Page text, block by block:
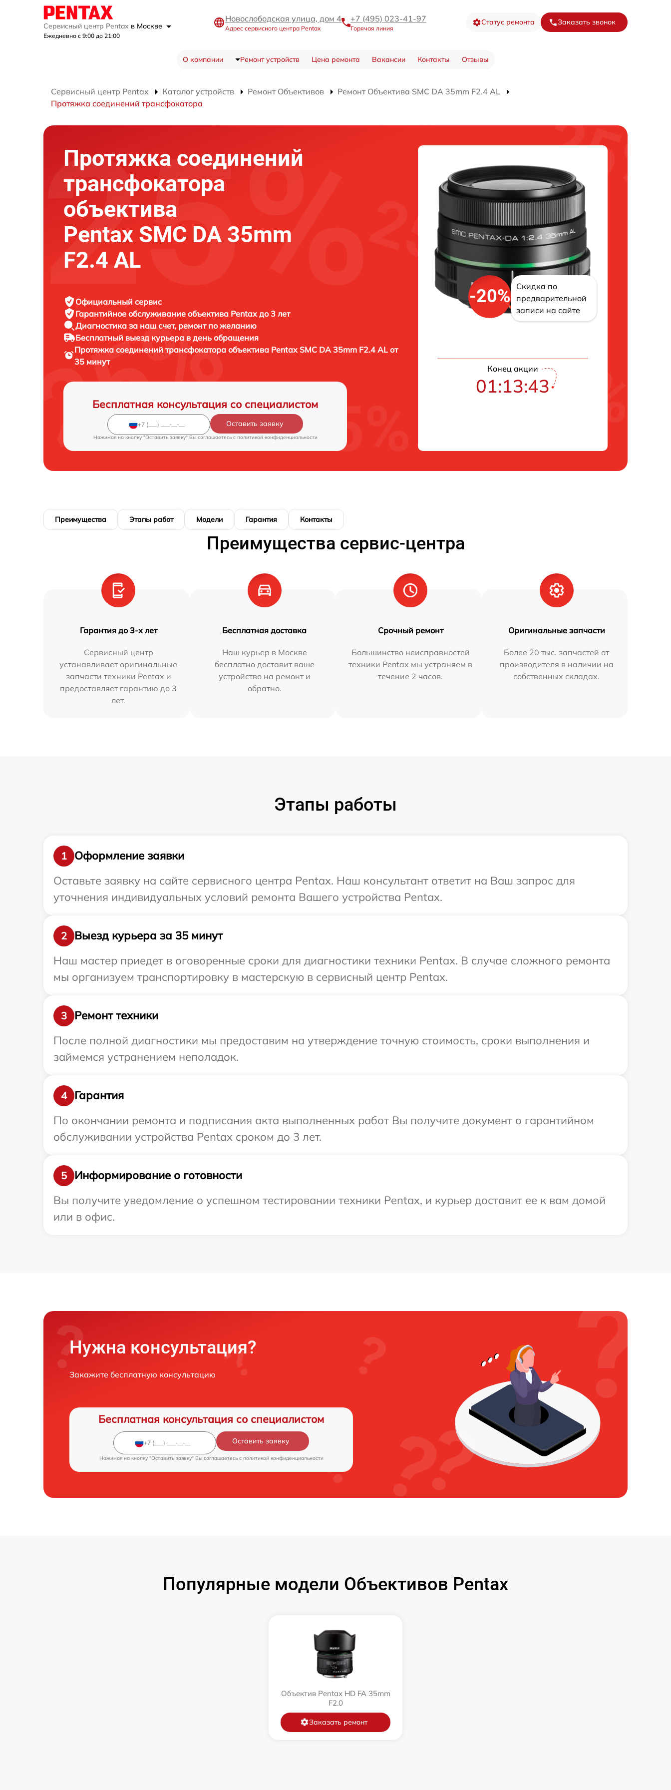
Сервисный центр Pentax в Москве
Ежедневно с 9:00 до 21:00
Новослободская улица, дом 4
Адрес сервисного центра Pentax
+7 (495) 023-41-97
Горячая линия
Статус ремонта Заказать звонок
О компании Ремонт устройств Цена ремонта Вакансии Контакты Отзывы
Сервисный центр Pentax Каталог устройств Ремонт Объективов
Ремонт Объектива SMC DA 35mm F2.4 AL
Протяжка соединений трансфокатора
Протяжка соединений
трансфокатора
объектива
Pentax SMC DA 35mm
F2.4 AL
Официальный сервис
Гарантийное обслуживание объектива Pentax до 3 лет
Диагностика за наш счет, ремонт по желанию
Бесплатный выезд курьера в день обращения
Протяжка соединений трансфокатора объектива Pentax SMC DA 35mm F2.4 AL от
35 минут
Бесплатная консультация со специалистом
Оставить заявку
Нажимая на кнопку "Оставить заявку" Вы соглашаетесь c политикой конфиденциальности
-20%
Скидка по
предварительной
записи на сайте
Конец акции
01:13:42
Преимущества Этапы работ Модели Гарантия Контакты
Преимущества сервис-центра
Гарантия до 3-х лет
Сервисный центр
устанавливает оригинальные
запчасти техники Pentax и
предоставляет гарантию до 3
лет.
Бесплатная доставка
Наш курьер в Москве
бесплатно доставит ваше
устройство на ремонт и
обратно.
Срочный ремонт
Большинство неисправностей
техники Pentax мы устраняем в
течение 2 часов.
Оригинальные запчасти
Более 20 тыс. запчастей от
производителя в наличии на
собственных складах.
Этапы работы
1
Оформление заявки
Оставьте заявку на сайте сервисного центра Pentax. Наш консультант ответит на Ваш запрос для
уточнения индивидуальных условий ремонта Вашего устройства Pentax.
2
Выезд курьера за 35 минут
Наш мастер приедет в оговоренные сроки для диагностики техники Pentax. В случае сложного ремонта
мы организуем транспортировку в мастерскую в сервисный центр Pentax.
3
Ремонт техники
После полной диагностики мы предоставим на утверждение точную стоимость, сроки выполнения и
займемся устранением неполадок.
4
Гарантия
По окончании ремонта и подписания акта выполненных работ Вы получите документ о гарантийном
обслуживании устройства Pentax сроком до 3 лет.
5
Информирование о готовности
Вы получите уведомление о успешном тестировании техники Pentax, и курьер доставит ее к вам домой
или в офис.
Нужна консультация?
Закажите бесплатную консультацию
Бесплатная консультация со специалистом
Оставить заявку
Нажимая на кнопку "Оставить заявку" Вы соглашаетесь c политикой конфиденциальности
Популярные модели Объективов Pentax
Объектив Pentax HD FA 35mm
F2.0
Заказать ремонт